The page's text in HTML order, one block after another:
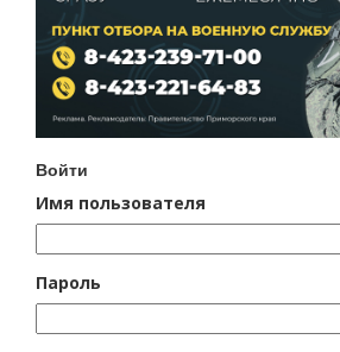
Войти
Имя пользователя
Пароль